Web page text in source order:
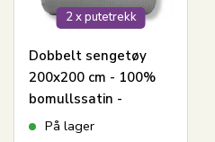
2 x putetrekk
Dobbelt sengetøy
200x200 cm - 100%
bomullssatin -
Klassiske lysegrå
På lager